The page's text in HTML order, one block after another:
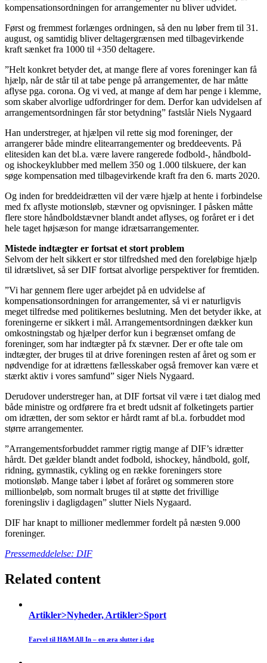
kompensationsordningen for arrangementer nu bliver udvidet.
Først og fremmest forlænges ordningen, så den nu løber frem til 31.
august, og samtidig bliver deltagergrænsen med tilbagevirkende
kraft sænket fra 1000 til +350 deltagere.
”Helt konkret betyder det, at mange flere af vores foreninger kan få
hjælp, når de står til at tabe penge på arrangementer, de har måtte
aflyse pga. corona. Og vi ved, at mange af dem har penge i klemme,
som skaber alvorlige udfordringer for dem. Derfor kan udvidelsen af
arrangementsordningen får stor betydning” fastslår Niels Nygaard
Han understreger, at hjælpen vil rette sig mod foreninger, der
arrangerer både mindre elitearrangementer og breddeevents. På
elitesiden kan det bl.a. være lavere rangerede fodbold-, håndbold-
og ishockeyklubber med mellem 350 og 1.000 tilskuere, der kan
søge kompensation med tilbagevirkende kraft fra den 6. marts 2020.
Og inden for breddeidrætten vil der være hjælp at hente i forbindelse
med fx aflyste motionsløb, stævner og opvisninger. I påsken måtte
flere store håndboldstævner blandt andet aflyses, og foråret er i det
hele taget højsæson for mange idrætsarrangementer.
Mistede indtægter er fortsat et stort problem
Selvom der helt sikkert er stor tilfredshed med den foreløbige hjælp
til idrætslivet, så ser DIF fortsat alvorlige perspektiver for fremtiden.
”Vi har gennem flere uger arbejdet på en udvidelse af
kompensationsordningen for arrangementer, så vi er naturligvis
meget tilfredse med politikernes beslutning. Men det betyder ikke, at
foreningerne er sikkert i mål. Arrangementsordningen dækker kun
omkostningstab og hjælper derfor kun i begrænset omfang de
foreninger, som har indtægter på fx stævner. Der er ofte tale om
indtægter, der bruges til at drive foreningen resten af året og som er
nødvendige for at idrættens fællesskaber også fremover kan være et
stærkt aktiv i vores samfund” siger Niels Nygaard.
Derudover understreger han, at DIF fortsat vil være i tæt dialog med
både ministre og ordførere fra et bredt udsnit af folketingets partier
om idrætten, der som sektor er hårdt ramt af bl.a. forbuddet mod
større arrangementer.
”Arrangementsforbuddet rammer rigtig mange af DIF’s idrætter
hårdt. Det gælder blandt andet fodbold, ishockey, håndbold, golf,
ridning, gymnastik, cykling og en række foreningers store
motionsløb. Mange taber i løbet af foråret og sommeren store
millionbeløb, som normalt bruges til at støtte det frivillige
foreningsliv i dagligdagen” slutter Niels Nygaard.
DIF har knapt to millioner medlemmer fordelt på næsten 9.000
foreninger.
Pressemeddelelse: DIF
Related content
Artikler>Nyheder, Artikler>Sport
Farvel til H&M All In – en æra slutter i dag